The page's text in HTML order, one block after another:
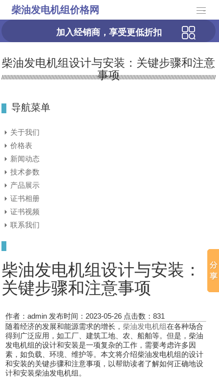
柴油发电机组价格网 -
加入经销商，享受更低折扣
柴油发电机组设计与安装：关键步骤和注意
事项
导航菜单
关于我们
价格表
新闻动态
技术参数
产品展示
证书相册
证书视频
联系我们
柴油发电机组设计与安装：
关键步骤和注意事项
作者：admin 发布时间：2023-05-26 点击数： 831
随着经济的发展和能源需求的增长， 柴油发电机组在各种场合
得到广泛应用，如工厂、建筑工地、农、船舶等。但是，柴油
发电机组的设计和安装是一项复杂的工作，需要考虑许多因
素，如负载、环境、维护等。本文将介绍柴油发电机组的设计
和安装的关键步骤和注意事项，以帮助读者了解如何正确地设
计和安装柴油发电机组。